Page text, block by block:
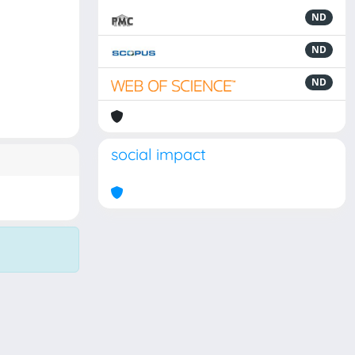
ND
ND
ND
social impact